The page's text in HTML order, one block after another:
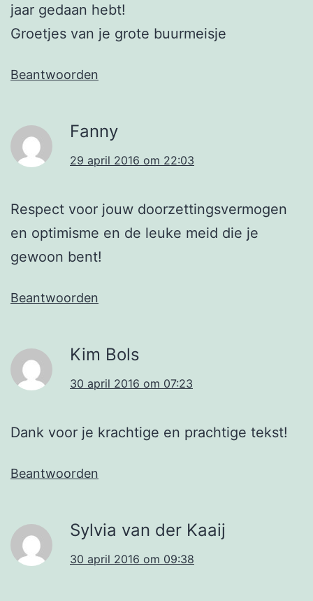
jaar gedaan hebt!
Groetjes van je grote buurmeisje
Beantwoorden
Fanny
29 april 2016 om 22:03
Respect voor jouw doorzettingsvermogen
en optimisme en de leuke meid die je
gewoon bent!
Beantwoorden
Kim Bols
30 april 2016 om 07:23
Dank voor je krachtige en prachtige tekst!
Beantwoorden
Sylvia van der Kaaij
30 april 2016 om 09:38